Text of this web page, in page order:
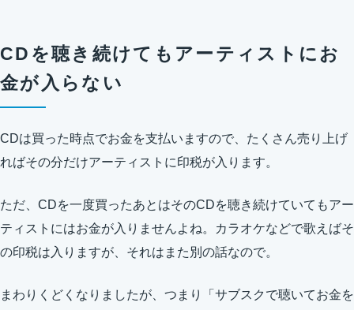
CDを聴き続けてもアーティストにお
金が入らない
CDは買った時点でお金を支払いますので、たくさん売り上げ
ればその分だけアーティストに印税が入ります。
ただ、CDを一度買ったあとはそのCDを聴き続けていてもアー
ティストにはお金が入りませんよね。カラオケなどで歌えばそ
の印税は入りますが、それはまた別の話なので。
まわりくどくなりましたが、つまり「サブスクで聴いてお金を